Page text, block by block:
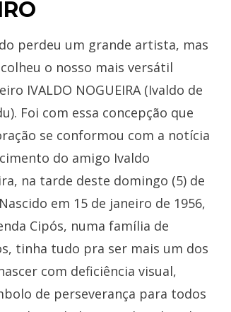
perdeu um grande artista, mas
o nosso mais versátil
IVALDO NOGUEIRA (Ivaldo de
Foi com essa concepção que
se conformou com a notícia
do amigo Ivaldo
na tarde deste domingo (5) de
em 15 de janeiro de 1956,
Cipós, numa família de
tinha tudo pra ser mais um dos
com deficiência visual,
de perseverança para todos